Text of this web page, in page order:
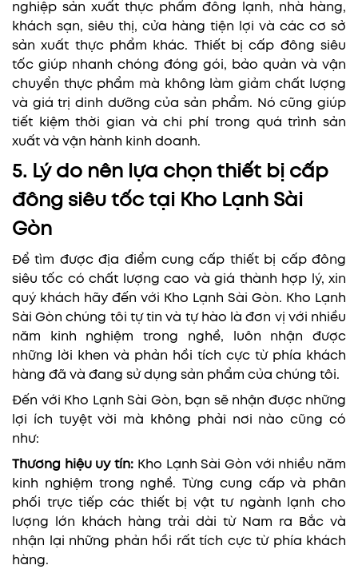
nghiệp sản xuất thực phẩm đông lạnh, nhà hàng,
khách sạn, siêu thị, cửa hàng tiện lợi và các cơ sở
sản xuất thực phẩm khác. Thiết bị cấp đông siêu
tốc giúp nhanh chóng đóng gói, bảo quản và vận
chuyển thực phẩm mà không làm giảm chất lượng
và giá trị dinh dưỡng của sản phẩm. Nó cũng giúp
tiết kiệm thời gian và chi phí trong quá trình sản
xuất và vận hành kinh doanh.
5. Lý do nên lựa chọn thiết bị cấp
đông siêu tốc tại Kho Lạnh Sài
Gòn
Để tìm được địa điểm cung cấp thiết bị cấp đông
siêu tốc có chất lượng cao và giá thành hợp lý, xin
quý khách hãy đến với Kho Lạnh Sài Gòn. Kho Lạnh
Sài Gòn chúng tôi tự tin và tự hào là đơn vị với nhiều
năm kinh nghiệm trong nghề, luôn nhận được
những lời khen và phản hồi tích cực từ phía khách
hàng đã và đang sử dụng sản phẩm của chúng tôi.
Đến với Kho Lạnh Sài Gòn, bạn sẽ nhận được những
lợi ích tuyệt vời mà không phải nơi nào cũng có
như:
Thương hiệu uy tín: Kho Lạnh Sài Gòn với nhiều năm
kinh nghiệm trong nghề. Từng cung cấp và phân
phối trực tiếp các thiết bị vật tư ngành lạnh cho
lượng lớn khách hàng trải dài từ Nam ra Bắc và
nhận lại những phản hồi rất tích cực từ phía khách
hàng.